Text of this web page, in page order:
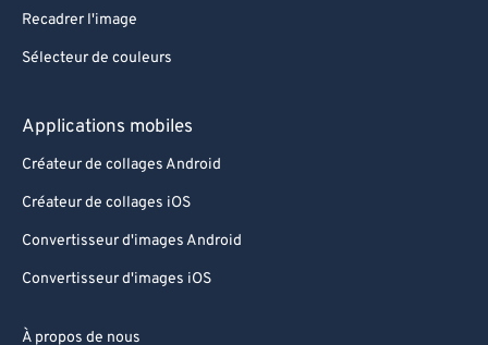
Recadrer l'image
Sélecteur de couleurs
Applications mobiles
Créateur de collages Android
Créateur de collages iOS
Convertisseur d'images Android
Convertisseur d'images iOS
À propos de nous